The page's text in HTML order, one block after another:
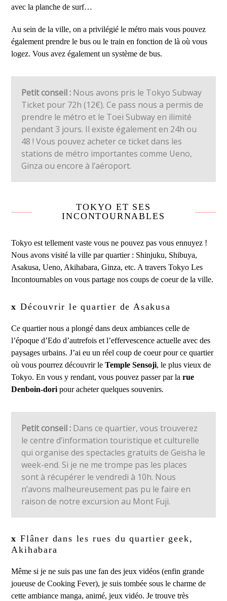
avec la planche de surf…
Au sein de la ville, on a privilégié le métro mais vous pouvez
également prendre le bus ou le train en fonction de là où vous
logez. Vous avez également un système de bus.
Petit conseil : Nous avons pris le Tokyo Subway
Ticket pour 72h (12€). Ce pass nous a permis de
prendre le métro et le Toei Subway en ilimité
pendant 3 jours. Il existe également en 24h ou
48 !Vous pouvez acheter ce ticket dans les
stations de métro importantes comme Ueno,
Ginza ou encore à l’aéroport.
TOKYO ET SES
INCONTOURNABLES
Tokyo est tellement vaste vous ne pouvez pas vous ennuyez !
Nous avons visité la ville par quartier : Shinjuku, Shibuya,
Asakusa, Ueno, Akihabara, Ginza, etc. A travers Tokyo Les
Incontournables on vous partage nos coups de coeur de la ville.
x Découvrir le quartier de Asakusa
Ce quartier nous a plongé dans deux ambiances celle de
l’époque d’Edo d’autrefois et l’effervescence actuelle avec des
paysages urbains. J’ai eu un réel coup de coeur pour ce quartier
où vous pourrez découvrir leTemple Sensoji, le plus vieux de
Tokyo. En vous y rendant, vous pouvez passer par larue
Denboin-dori pour acheter quelques souvenirs.
Petit conseil : Dans ce quartier, vous trouverez
le centre d’information touristique et culturelle
qui organise des spectacles gratuits de Geisha le
week-end. Si je ne me trompe pas les places
sont à récupérer le vendredi à 10h. Nous
n’avons malheureusement pas pu le faire en
raison de notre excursion au Mont Fuji.
x Flâner dans les rues du quartier geek,
Akihabara
Même si je ne suis pas une fan des jeux vidéos (enfin grande
joueuse de Cooking Fever), je suis tombée sous le charme de
cette ambiance manga, animé, jeux vidéo. Je trouve très